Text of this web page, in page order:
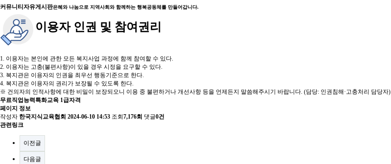
커뮤니티 자유게시판은혜와 나눔으로 지역사회와 함께하는 행복공동체를 만들어갑니다.
이용자 인권 및 참여권리
1. 이용자는 본인에 관한 모든 복지사업 과정에 함께 참여할 수 있다.
2. 이용자는 고충(불편사항)이 있을 경우 시정을 요구할 수 있다.
3. 복지관은 이용자의 인권을 최우선 행동기준으로 한다.
4. 복지관은 이용자의 권리가 보장될 수 있도록 한다.
※ 건의자의 인적사항에 대한 비밀이 보장되오니 이용 중 불편하거나 개선사항 등을 언제든지 말씀해주시기 바랍니다. (담당: 인권침해·고충처리 담당자)
무료직업능력특화교육 1급자격
페이지 정보
작성자 한국지식교육협회 2024-06-10 14:53 조회 7,176회 댓글0건
관련링크
이전글
다음글